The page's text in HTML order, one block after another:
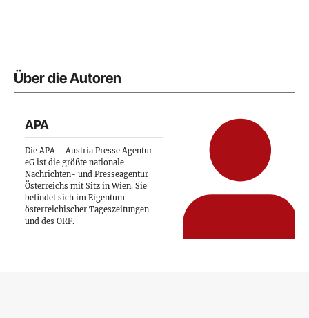
Über die Autoren
APA
Die APA – Austria Presse Agentur
eG ist die größte nationale
Nachrichten- und Presseagentur
Österreichs mit Sitz in Wien. Sie
befindet sich im Eigentum
österreichischer Tageszeitungen
und des ORF.